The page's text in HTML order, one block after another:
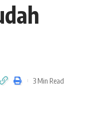
3 Min Read